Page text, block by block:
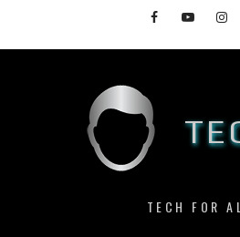
content
FacebookYouTube
TECH FOR